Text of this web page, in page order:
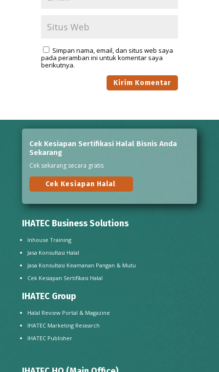
Simpan nama, email, dan situs web saya
pada peramban ini untuk komentar saya
berikutnya.
Cek Kesiapan Sertifikasi Halal Bisnis Anda
Sekarang
Cek sekarang secara gratis
Cek Kesiapan Halal
IHATEC Business Solutions
Inhouse Training
Jasa Konsultasi Halal
Jasa Konsultasi Keamanan Pangan & Mutu
Cek Kesiapan Sertifikasi Halal
IHATEC Group
Halal Review Portal & Magazine
IHATEC Marketing Research
IHATEC Publisher